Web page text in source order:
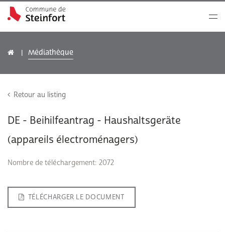
Médiathèque
Retour au listing
DE - Beihilfeantrag - Haushaltsgeräte
(appareils électroménagers)
Nombre de téléchargement: 2072
TÉLÉCHARGER LE DOCUMENT